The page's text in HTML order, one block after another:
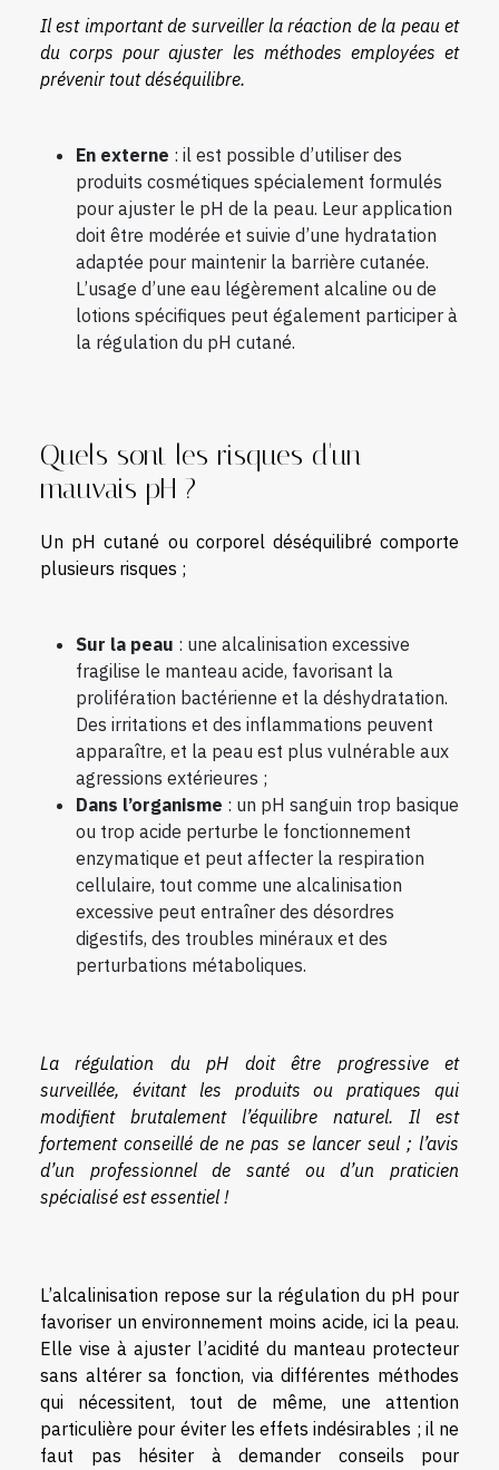
Il est important de surveiller la réaction de la peau et
du corps pour ajuster les méthodes employées et
prévenir tout déséquilibre.
En externe : il est possible d’utiliser des
produits cosmétiques spécialement formulés
pour ajuster le pH de la peau. Leur application
doit être modérée et suivie d’une hydratation
adaptée pour maintenir la barrière cutanée.
L’usage d’une eau légèrement alcaline ou de
lotions spécifiques peut également participer à
la régulation du pH cutané.
Quels sont les risques d'un
mauvais pH ?
Un pH cutané ou corporel déséquilibré comporte
plusieurs risques ;
Sur la peau : une alcalinisation excessive
fragilise le manteau acide, favorisant la
prolifération bactérienne et la déshydratation.
Des irritations et des inflammations peuvent
apparaître, et la peau est plus vulnérable aux
agressions extérieures ;
Dans l’organisme : un pH sanguin trop basique
ou trop acide perturbe le fonctionnement
enzymatique et peut affecter la respiration
cellulaire, tout comme une alcalinisation
excessive peut entraîner des désordres
digestifs, des troubles minéraux et des
perturbations métaboliques.
La régulation du pH doit être progressive et
surveillée, évitant les produits ou pratiques qui
modifient brutalement l’équilibre naturel. Il est
fortement conseillé de ne pas se lancer seul ; l’avis
d’un professionnel de santé ou d’un praticien
spécialisé est essentiel !
L’alcalinisation repose sur la régulation du pH pour
favoriser un environnement moins acide, ici la peau.
Elle vise à ajuster l’acidité du manteau protecteur
sans altérer sa fonction, via différentes méthodes
qui nécessitent, tout de même, une attention
particulière pour éviter les effets indésirables ; il ne
faut pas hésiter à demander conseils pour